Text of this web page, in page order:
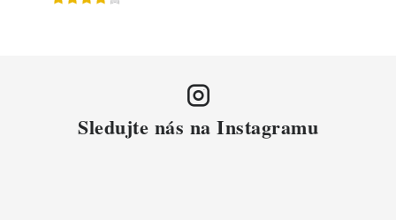
Sledujte nás na Instagramu